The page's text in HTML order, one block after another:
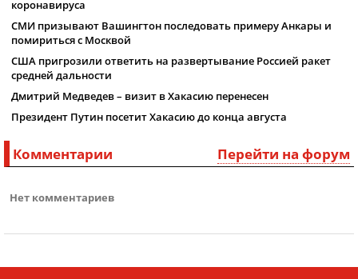
коронавируса
СМИ призывают Вашингтон последовать примеру Анкары и
помириться с Москвой
США пригрозили ответить на развертывание Россией ракет
средней дальности
Дмитрий Медведев – визит в Хакасию перенесен
Президент Путин посетит Хакасию до конца августа
Перейти на форум
Комментарии
Нет комментариев